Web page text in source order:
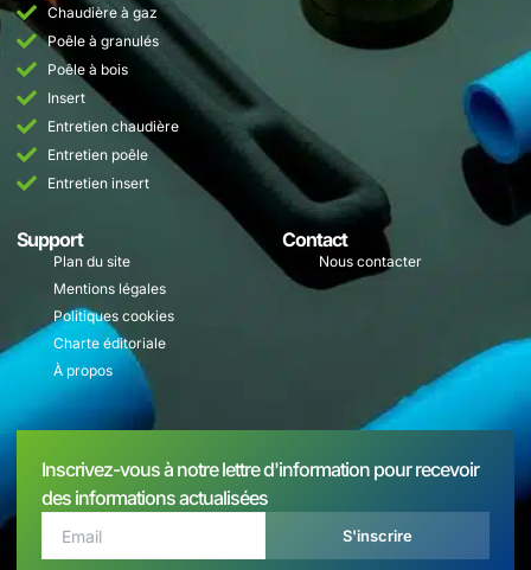
Chaudière à gaz
Poêle à granulés
Poêle à bois
Insert
Entretien chaudière
Entretien poêle
Entretien insert
Support
Plan du site
Mentions légales
Politiques cookies
Charte éditoriale
À propos
Contact
Nous contacter
Inscrivez-vous à notre lettre d'information pour recevoir
des informations actualisées
S'inscrire